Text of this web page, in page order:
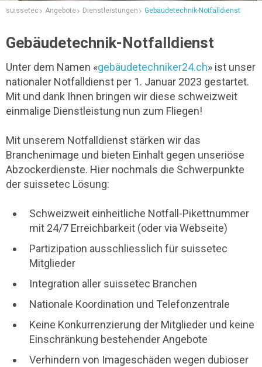
suissetec Angebote Dienstleistungen Gebäudetechnik-Notfalldienst
Gebäudetechnik-Notfalldienst
Unter dem Namen «gebäudetechniker24.ch» ist unser
nationaler Notfalldienst per 1. Januar 2023 gestartet.
Mit und dank Ihnen bringen wir diese schweizweit
einmalige Dienstleistung nun zum Fliegen!
Mit unserem Notfalldienst stärken wir das
Branchenimage und bieten Einhalt gegen unseriöse
Abzockerdienste. Hier nochmals die Schwerpunkte
der suissetec Lösung:
Schweizweit einheitliche Notfall-Pikettnummer
mit 24/7 Erreichbarkeit (oder via Webseite)
Partizipation ausschliesslich für suissetec
Mitglieder
Integration aller suissetec Branchen
Nationale Koordination und Telefonzentrale
Keine Konkurrenzierung der Mitglieder und keine
Einschränkung bestehender Angebote
Verhindern von Imageschäden wegen dubioser